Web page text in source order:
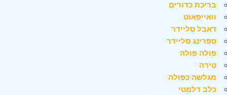
בריכת כדורים
וואייפאוט
דאבל סליידר
ספרינג סליידר
פולה פולה
טירה
מגלשה כפולה
כלב דלמטי